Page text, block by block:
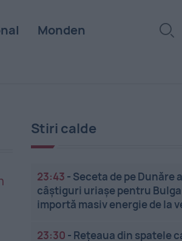
Monden
Stiri calde
23:43 - Seceta de pe Dunăre
câștiguri uriașe pentru
importă masiv energie de la
23:30 - Rețeaua din spatele